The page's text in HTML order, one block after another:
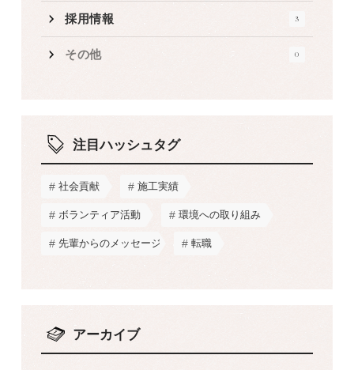
採用情報 3
その他 0
注目ハッシュタグ
社会貢献 施工実績
ボランティア活動 環境への取り組み
先輩からのメッセージ 転職
アーカイブ